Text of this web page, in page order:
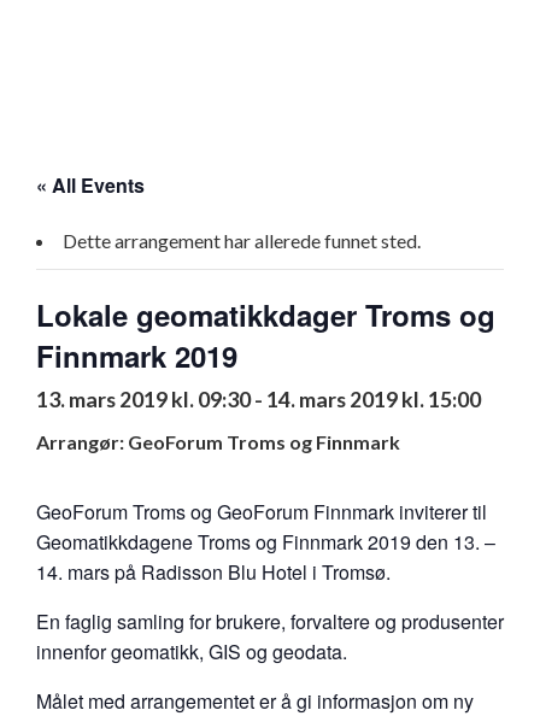
« All Events
Dette arrangement har allerede funnet sted.
Lokale geomatikkdager Troms og
Finnmark 2019
13. mars 2019 kl. 09:30- 14. mars 2019 kl. 15:00
Arrangør: GeoForum Troms og Finnmark
GeoForum Troms og GeoForum Finnmark inviterer til
Geomatikkdagene Troms og Finnmark 2019 den 13. –
14. mars på Radisson Blu Hotel i Tromsø.
En faglig samling for brukere, forvaltere og produsenter
innenfor geomatikk, GIS og geodata.
Målet med arrangementet er å gi informasjon om ny